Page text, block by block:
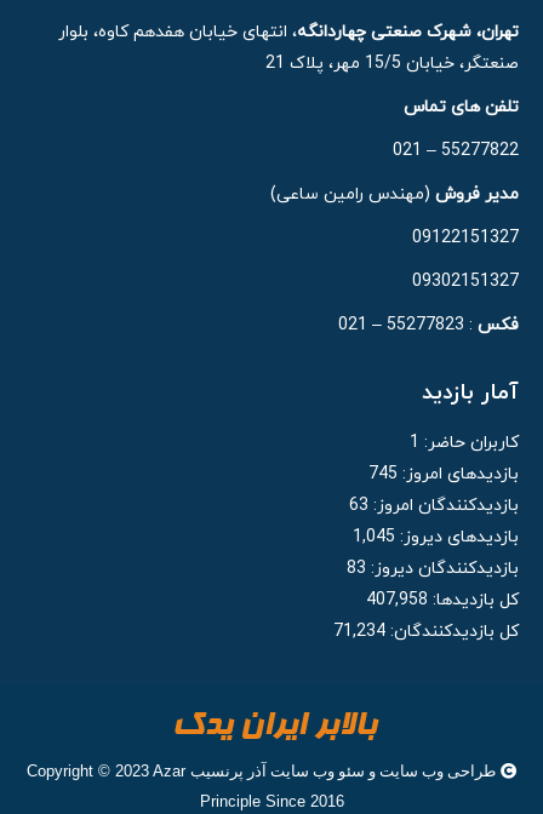
تهران، شهرک صنعتی چهاردانگه، انتهای خیابان هفدهم کاوه، بلوار
صنعتگر، خیابان 15/5 مهر، پلاک 21
تلفن های تماس
55277822 – 021
مدیر فروش (مهندس رامین ساعی)
09122151327
09302151327
فکس : 55277823 – 021
آمار بازدید
کاربران حاضر: 1
بازدیدهای امروز: 745
بازدیدکنندگان امروز: 63
بازدیدهای دیروز: 1,045
بازدیدکنندگان دیروز: 83
کل بازدیدها: 407,958
کل بازدیدکنند‌گان: 71,234
طراحی وب سایت و سئو وب سایت آذر پرنسیب Copyright © 2023 Azar
Principle Since 2016